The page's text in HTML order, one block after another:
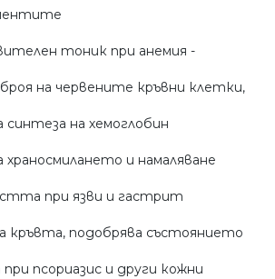
тоник при анемия -
броя на червените кръвни клетки,
синтеза на хемоглобин
храносмилането и намаляване
при язви и гастрит
кръвта, подобрява състоянието
псориазис и други кожни